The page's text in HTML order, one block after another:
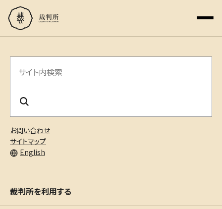
お問い合わせ
サイトマップ
English
サ
内
検
索
裁判所を利用する